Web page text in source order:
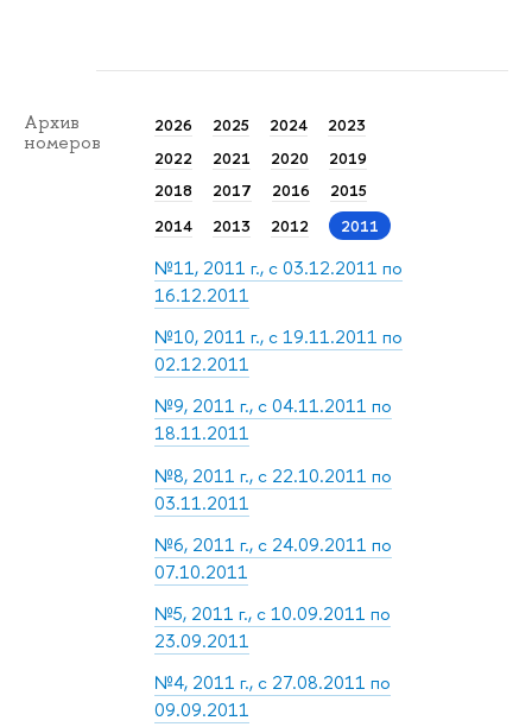
Архив
номеров
2026 2025 2024
2023
2022
2021 2020
2019
2018
2017 2016
2015
2014
2013 2012 2011
№11, 2011 г., с 03.12.2011 по
16.12.2011
№10, 2011 г., с 19.11.2011 по
02.12.2011
№9, 2011 г., с 04.11.2011 по
18.11.2011
№8, 2011 г., с 22.10.2011 по
03.11.2011
№6, 2011 г., с 24.09.2011 по
07.10.2011
№5, 2011 г., с 10.09.2011 по
23.09.2011
№4, 2011 г., с 27.08.2011 по
09.09.2011